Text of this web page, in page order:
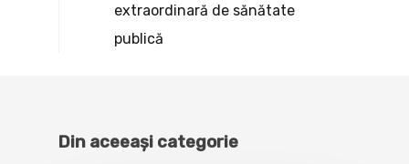
extraordinară de sănătate
publică
Din aceeași categorie